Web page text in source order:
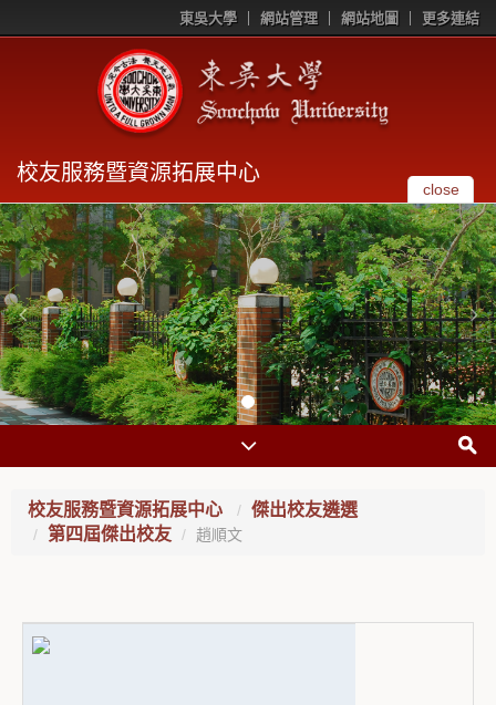
東吳大學 網站管理 網站地圖 更多連結
校友服務暨資源拓展中心
close
校友服務暨資源拓展中心
傑出校友遴選
第四屆傑出校友
趙順文